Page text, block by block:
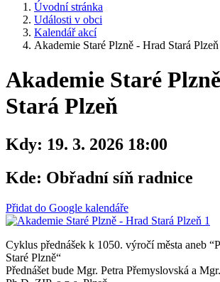
Úvodní stránka
Události v obci
Kalendář akcí
Akademie Staré Plzně - Hrad Stará Plzeň
Akademie Staré
Stará Plzeň
Kdy: 19. 3. 2026 18:00
Kde: Obřadní síň radnice
Přidat do Google kalendáře
Cyklus přednášek k 1050. výročí města aneb
Staré Plzně“
Přednášet bude Mgr. Petra Přemyslovská a